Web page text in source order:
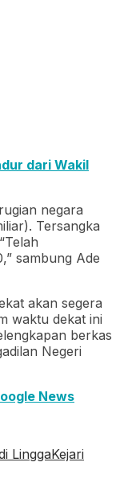
dari Wakil
negara
Tersangka
sambung Ade
akan segera
waktu dekat ini
berkas
Negeri
News
LinggaKejari